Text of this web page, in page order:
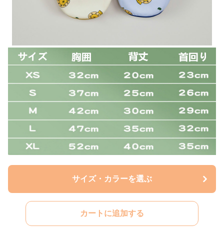
サイズ・カラーを選ぶ
カートに追加する